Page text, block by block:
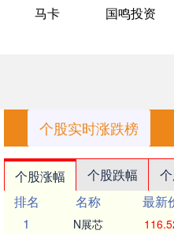
马卡 国鸣投资
个股实时涨跌榜
个股涨幅 个股跌幅
排名
名称 最新
1
N展芯